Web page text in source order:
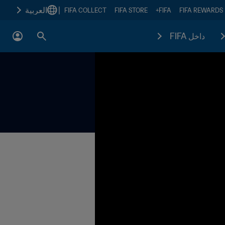
FIFA REWARDS
FIFA+
FIFA STORE
FIFA COLLECT العربية
داخل FIFA